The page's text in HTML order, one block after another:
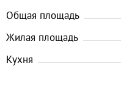
Общая площадь
Жилая площадь
Кухня